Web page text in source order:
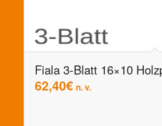
Fiala 3-Blatt 16×10
62,40€ n. v.